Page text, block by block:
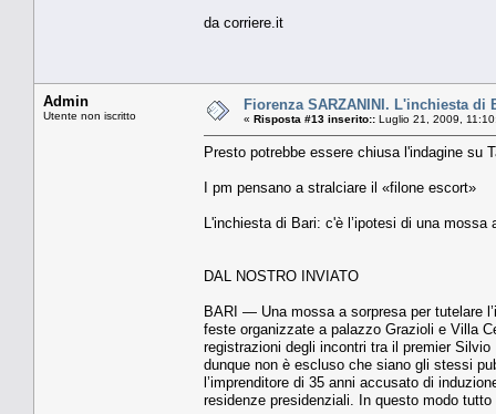
da corriere.it
Admin
Utente non iscritto
Fiorenza SARZANINI. L'inchiesta di
« Risposta #13 inserito:: Luglio 21, 2009,
Presto potrebbe essere chiusa l'indagine su
I pm pensano a stralciare il «filone escort»
L'inchiesta di Bari: c'è l’ipotesi di una
DAL NOSTRO INVIATO
BARI — Una mossa a sorpresa per tutelare
feste organizzate a palazzo Grazioli e Vil­la
registrazioni degli incontri tra il premier
dunque non è esclu­so che siano gli stessi
l’imprenditore di 35 anni accusato di
residenze presidenziali. In questo modo